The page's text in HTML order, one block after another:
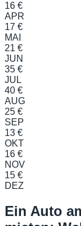
16 €
APR
17 €
MAI
21 €
JUN
35 €
JUL
40 €
AUG
25 €
SEP
13 €
OKT
16 €
NOV
15 €
DEZ
Ein Auto